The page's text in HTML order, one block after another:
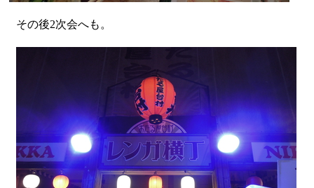
その後2次会へも。